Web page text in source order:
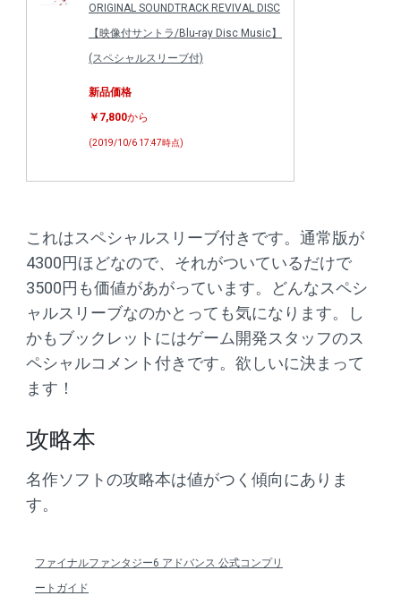
ORIGINAL SOUNDTRACK REVIVAL DISC
【映像付サントラ/Blu-ray Disc Music】
(スペシャルスリーブ付)
新品価格
￥7,800から
(2019/10/6 17:47時点)
これはスペシャルスリーブ付きです。通常版が
4300円ほどなので、それがついているだけで
3500円も価値があがっています。どんなスペシ
ャルスリーブなのかとっても気になります。し
かもブックレットにはゲーム開発スタッフのス
ペシャルコメント付きです。欲しいに決まって
ます！
攻略本
名作ソフトの攻略本は値がつく傾向にありま
す。
ファイナルファンタジー6 アドバンス 公式コンプリ
ートガイド